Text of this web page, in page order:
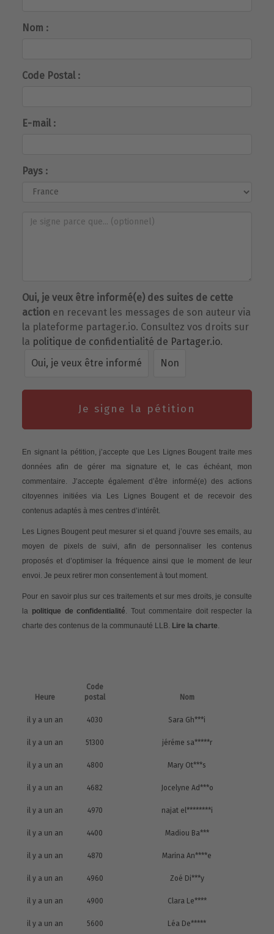
Nom :
Code Postal :
E-mail :
Pays :
Oui, je veux être informé(e) des suites de cette
action en recevant les messages de son auteur via
la plateforme partager.io. Consultez vos droits sur
la politique de confidentialité de Partager.io.
Oui, je veux être informé
Non
Je signe la pétition
En signant la pétition, j’accepte que Les Lignes Bougent traite mes
données afin de gérer ma signature et, le cas échéant, mon
commentaire. J’accepte également d’être informé(e) des actions
citoyennes initiées via Les Lignes Bougent et de recevoir des
contenus adaptés à mes centres d’intérêt.
Les Lignes Bougent peut mesurer si et quand j’ouvre ses emails, au
moyen de pixels de suivi, afin de personnaliser les contenus
proposés et d’optimiser la fréquence ainsi que le moment de leur
envoi. Je peux retirer mon consentement à tout moment.
Pour en savoir plus sur ces traitements et sur mes droits, je consulte
la politique de confidentialité. Tout commentaire doit respecter la
charte des contenus de la communauté LLB. Lire la charte.
Heure
Code
postal
Nom
il y a un an 4030 Sara Gh***i
il y a un an 51300 jéréme sa*****r
il y a un an 4800 Mary Ot***s
il y a un an 4682 Jocelyne Ad***o
il y a un an 4970 najat el********i
il y a un an 4400 Madiou Ba***
il y a un an 4870 Marina An****e
il y a un an 4960 Zoé Di***y
il y a un an 4900 Clara Le****
il y a un an 5600 Léa De*****